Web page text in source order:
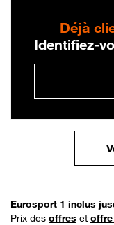
Déjà
Identifiez-
Eurosport 1 inclus
Prix des offres et offre